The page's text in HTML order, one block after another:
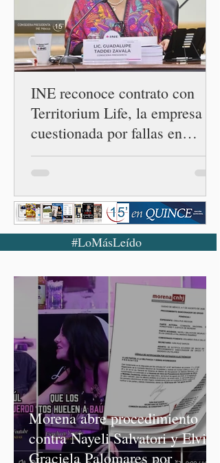
INE reconoce contrato con
Territorium Life, la empresa
cuestionada por fallas en
examen de la UNAM
#LoMásLeído
Morena abre procedimiento
contra Nayeli Salvatori y Elvia
Graciela Palomares por